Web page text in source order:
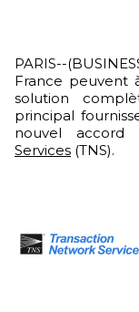
PARIS--(BUSINESS WIRE)--Les commerçants basés en
France peuvent
solution
principal
nouvel accord
Services (TNS).